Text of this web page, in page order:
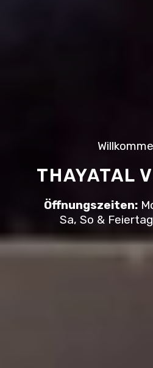
THAYATAL
Öffnungszeiten:
Sa, So &